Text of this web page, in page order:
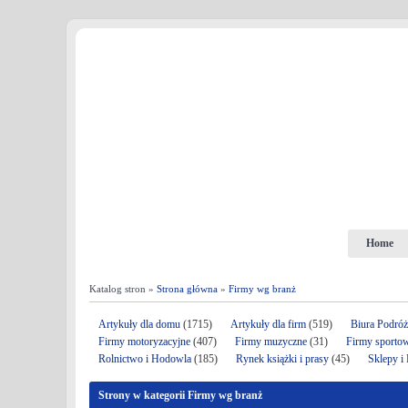
Home
Katalog stron » Strona główna » Firmy wg branż
Artykuły dla domu (1715) Artykuły dla firm (519)
Biura
Firmy motoryzacyjne (407) Firmy muzyczne (31)
Firmy
Rolnictwo i Hodowla (185) Rynek książki i prasy (45) Sklepy i
Strony w kategorii Firmy wg branż